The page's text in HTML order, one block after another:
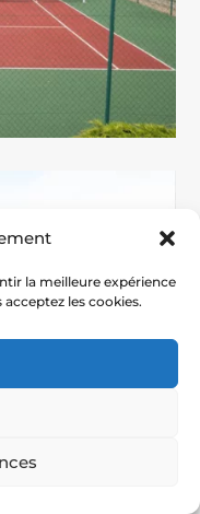
la meilleure expérience
les cookies.